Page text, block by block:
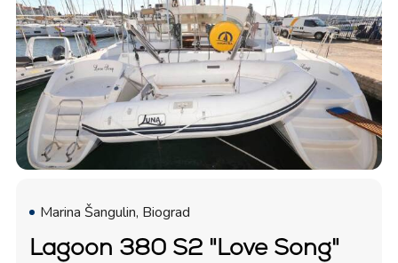
Marina Šangulin, Biograd
Lagoon 380 S2 "Love Song"